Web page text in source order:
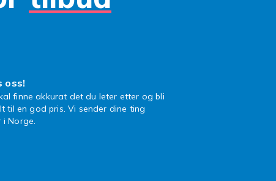
oss!
finne akkurat det du leter etter og bli
til en god pris. Vi sender dine ting
Norge.